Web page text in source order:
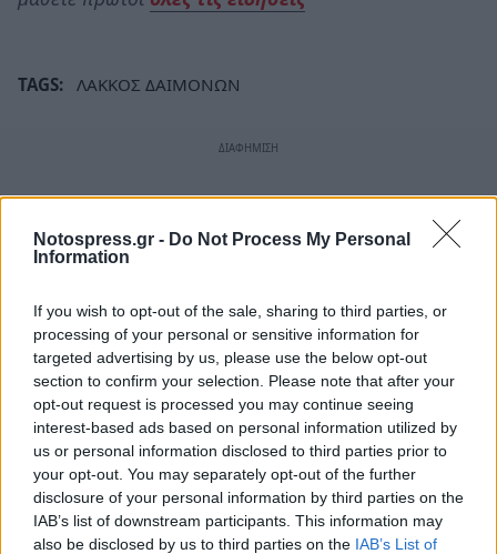
Notospress.gr - Do Not Process My Personal
Information
If you wish to opt-out of the sale, sharing to third parties, or
processing of your personal or sensitive information for
targeted advertising by us, please use the below opt-out
section to confirm your selection. Please note that after your
opt-out request is processed you may continue seeing
interest-based ads based on personal information utilized by
us or personal information disclosed to third parties prior to
your opt-out. You may separately opt-out of the further
disclosure of your personal information by third parties on the
IAB’s list of downstream participants. This information may
also be disclosed by us to third parties on the IAB’s List of
TAGS: ΛΑΚΚΟΣ ΔΑΙΜΟΝΩΝ